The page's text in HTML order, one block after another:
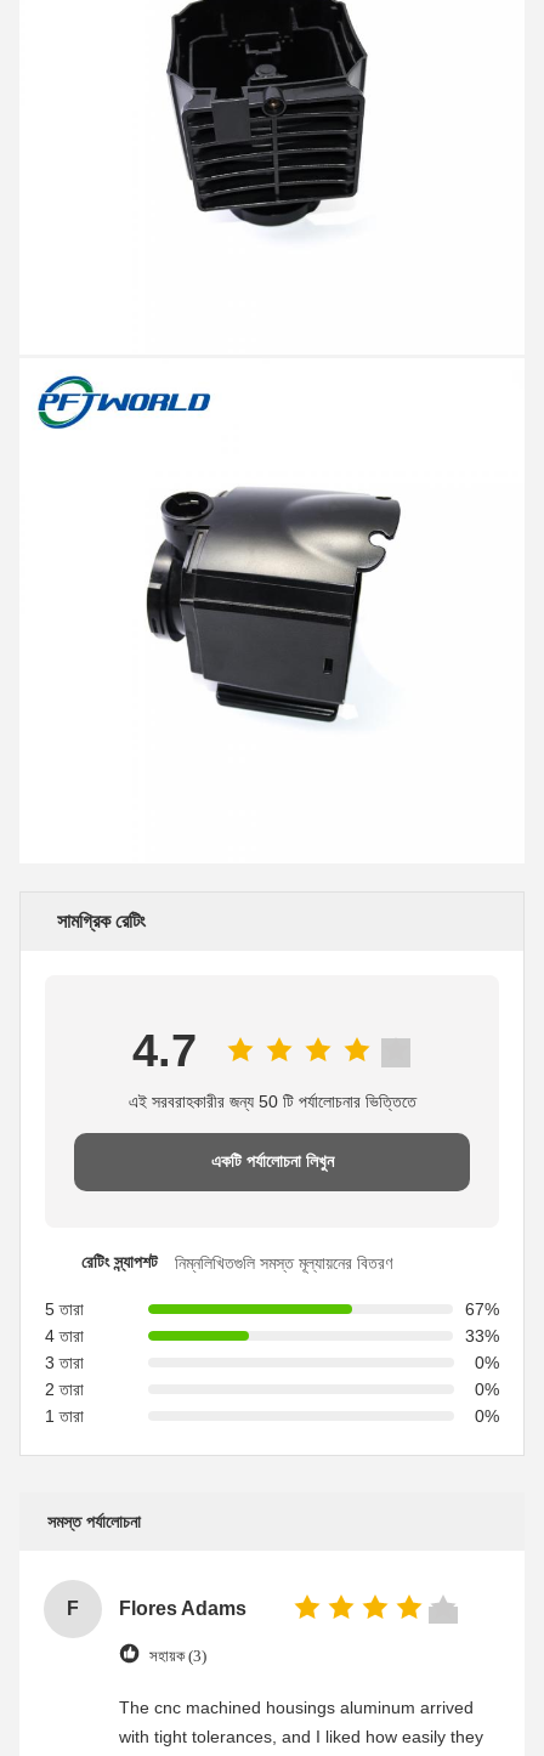
সামগ্রিক রেটিং
4.7
এই সরবরাহকারীর জন্য 50 টি পর্যালোচনার ভিত্তিতে
একটি পর্যালোচনা লিখুন
রেটিং স্ন্যাপশট নিম্নলিখিতগুলি সমস্ত মূল্যায়নের বিতরণ
5 তারা
67%
4 তারা
33%
3 তারা
0%
2 তারা
0%
1 তারা
0%
সমস্ত পর্যালোচনা
F Flores Adams
সহায়ক (3)
The cnc machined housings aluminum arrived
with tight tolerances, and I liked how easily they